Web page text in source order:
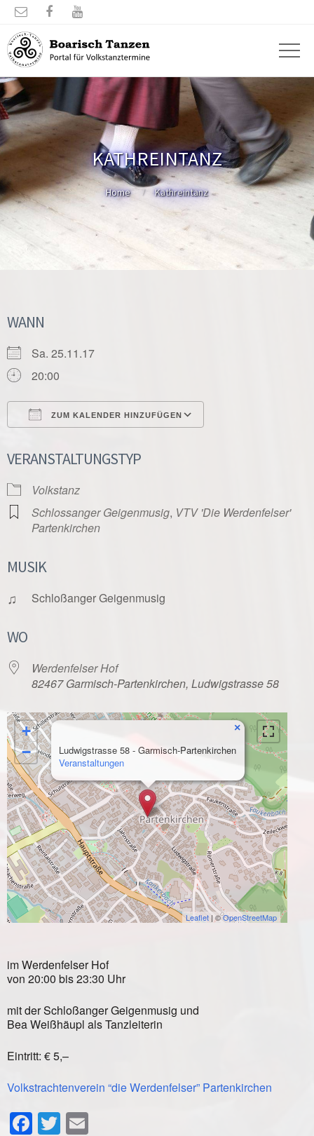
  
KATHREINTANZ
Home Kathreintanz
WANN
Sa. 25.11.17
20:00
ZUM KALENDER HINZUFÜGEN
VERANSTALTUNGSTYP
Volkstanz
Schlossanger Geigenmusig, VTV 'Die Werdenfelser'
Partenkirchen
MUSIK
♫ Schloßanger Geigenmusig
WO
Werdenfelser Hof
82467 Garmisch-Partenkirchen, Ludwigstrasse 58
Ludwigstrasse 58 - Garmisch-Partenkirchen
Veranstaltungen
×
+
−
Leaflet | ©OpenStreetMap
im Werdenfelser Hof
von 20:00 bis 23:30 Uhr
mit der Schloßanger Geigenmusig und
Bea Weißhäupl als Tanzleiterin
Eintritt: € 5,–
Volkstrachtenverein “die Werdenfelser” Partenkirchen
Facebook
Twitter